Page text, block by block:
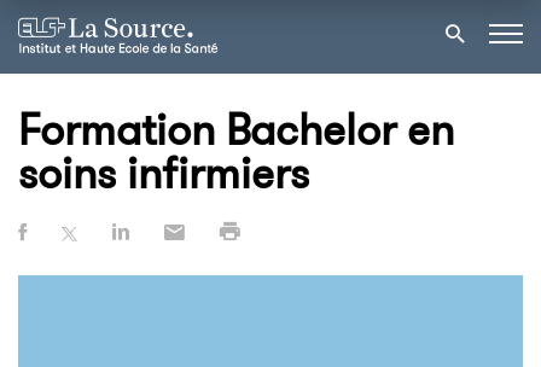
Formation Bachelor en
soins infirmiers